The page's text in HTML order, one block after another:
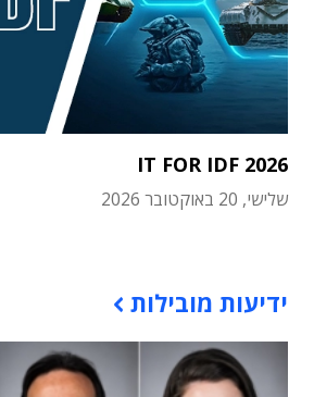
IT FOR IDF 2026
שלישי, 20 באוקטובר 2026
ידיעות מובילות